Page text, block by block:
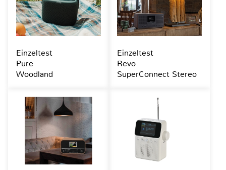
Einzeltest
Pure
Woodland
Einzeltest
Revo
SuperConnect Stereo